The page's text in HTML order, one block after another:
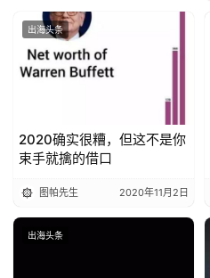
出海头条
2020确实很糟，但这不是你
束手就擒的借口
图帕先生 2020年11月2日
出海头条